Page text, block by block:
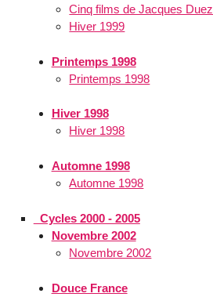
Cinq films de Jacques Duez
Hiver 1999
Printemps 1998
Printemps 1998
Hiver 1998
Hiver 1998
Automne 1998
Automne 1998
_Cycles 2000 - 2005
Novembre 2002
Novembre 2002
Douce France